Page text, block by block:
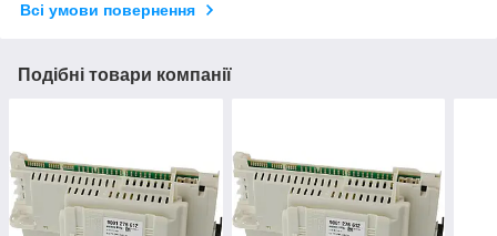
Всі умови повернення
Подібні товари компанії